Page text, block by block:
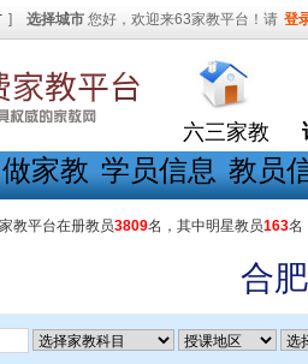
] 选择城市 您好，欢迎来63家教平台！请 登
六三家教
做家教 学员信息 教员
教平台在册教员3809名，其中明星教员163名
合